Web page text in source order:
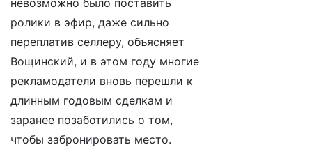
невозможно было поставить
ролики в эфир, даже сильно
переплатив селлеру, объясняет
Вощинский, и в этом году многие
рекламодатели вновь перешли к
длинным годовым сделкам и
заранее позаботились о том,
чтобы забронировать место.